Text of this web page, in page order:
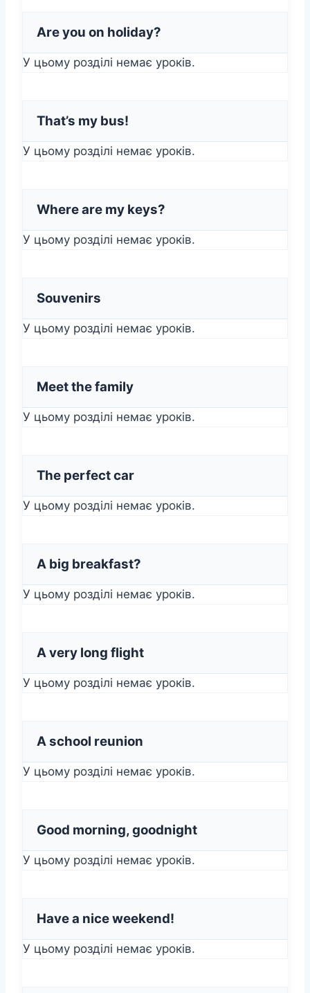
Are you on holiday?
У цьому розділі немає уроків.
That’s my bus!
У цьому розділі немає уроків.
Where are my keys?
У цьому розділі немає уроків.
Souvenirs
У цьому розділі немає уроків.
Meet the family
У цьому розділі немає уроків.
The perfect car
У цьому розділі немає уроків.
A big breakfast?
У цьому розділі немає уроків.
A very long flight
У цьому розділі немає уроків.
A school reunion
У цьому розділі немає уроків.
Good morning, goodnight
У цьому розділі немає уроків.
Have a nice weekend!
У цьому розділі немає уроків.